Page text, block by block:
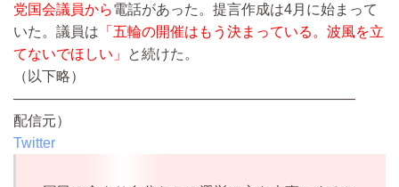
党国会議員から電話があった。提言作成は4月に始まって
いた。議員は 「五輪の開催はもう決まっている。波風を立
てないでほしい」
と続けた。
（以下略）
————————————————————————
配信元）
Twitter